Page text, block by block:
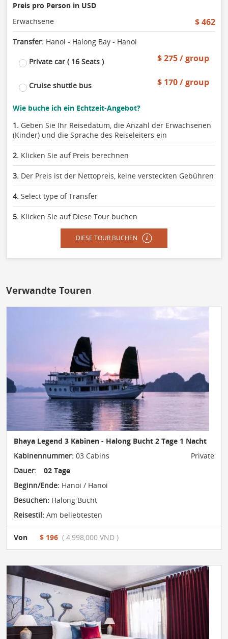
Preis pro Person in USD
Erwachsene
$ 462
Transfer: Hanoi - Halong Bay - Hanoi
Private car ( 16 Seats ) $ 275 / group
Cruise shuttle bus $ 170 / group
Wie buche ich ein Echtzeit-Angebot?
1. Geben Sie Ihr Reisedatum, die Anzahl der Erwachsenen
(Kinder) und die Sprache des Reiseleiters ein
2. Klicken Sie auf Preis berechnen
3. Der Preis ist der Nettopreis, keine versteckten Gebühren
4. Select type of Transfer
5. Klicken Sie auf Diese Tour buchen
DIESE TOUR BUCHEN
Verwandte Touren
Bhaya Legend 3 Kabinen - Halong Bucht 2 Tage 1 Nacht
Kabinennummer: 03 Cabins
Private
Dauer:
02 Tage
Beginn/Ende: Hanoi / Hanoi
Besuchen: Halong Bucht
Reisestil: Am beliebtesten
Von $ 196 ( 4,998,000 VND )